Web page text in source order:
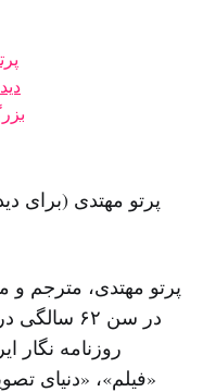
پرتو مهتدی (برای
پرتو مهتدی، مترجم و
در سن ۶۲
روزنامه نگار
«فیلم»، «دنیای